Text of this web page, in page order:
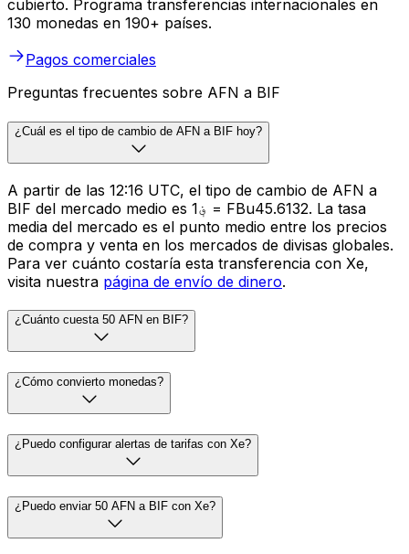
cubierto. Programa transferencias internacionales en
130 monedas en 190+ países.
Pagos comerciales
Preguntas frecuentes sobre AFN a BIF
¿Cuál es el tipo de cambio de AFN a BIF hoy?
A partir de las 12:16 UTC, el tipo de cambio de AFN a
BIF del mercado medio es ؋1 = FBu45.6132. La tasa
media del mercado es el punto medio entre los precios
de compra y venta en los mercados de divisas globales.
Para ver cuánto costaría esta transferencia con Xe,
visita nuestra página de envío de dinero.
¿Cuánto cuesta 50 AFN en BIF?
¿Cómo convierto monedas?
¿Puedo configurar alertas de tarifas con Xe?
¿Puedo enviar 50 AFN a BIF con Xe?